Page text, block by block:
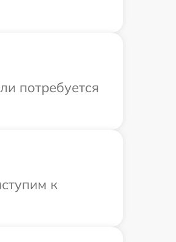
потребуется
к